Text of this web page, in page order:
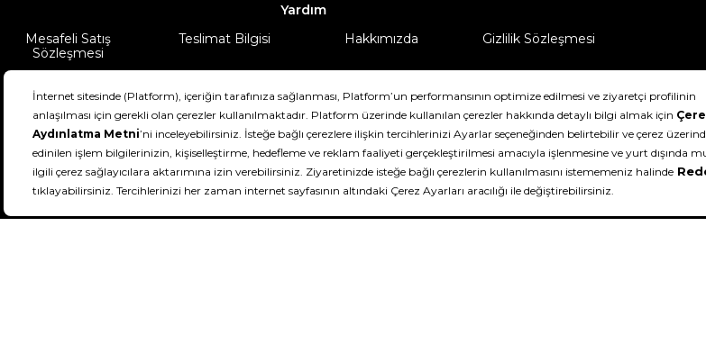
Yardım
Mesafeli Satış
Sözleşmesi
Teslimat Bilgisi Hakkımızda Gizlilik Sözleşmesi
DeFactoFIT ©️ 2022-2026. Tüm hakları saklıdır.